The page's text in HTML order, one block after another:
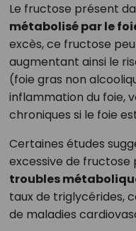
Le fructose présent
métabolisé par le
excès, ce fructose
augmentant ainsi le
(foie gras non
inflammation du foie,
chroniques si le foie
Certaines études
excessive de
troubles
taux de triglycérides,
de maladies